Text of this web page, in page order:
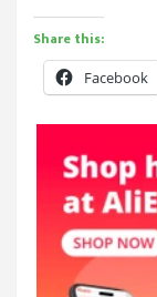
Share this:
Facebook